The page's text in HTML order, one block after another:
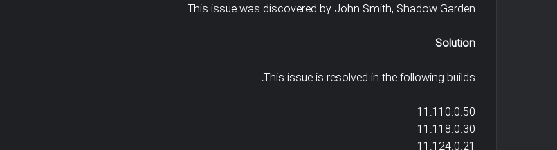
This issue was discovered by John Smith, Shadow Garden
Solution
This issue is resolved in the following builds:
11.110.0.50
11.118.0.30
و